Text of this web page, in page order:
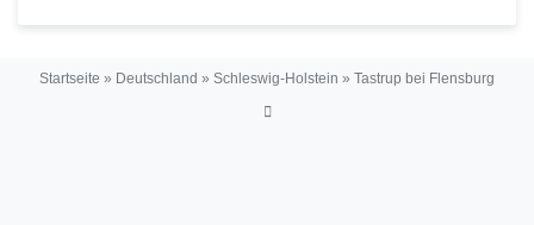
Startseite » Deutschland » Schleswig-Holstein » Tastrup bei Flensburg